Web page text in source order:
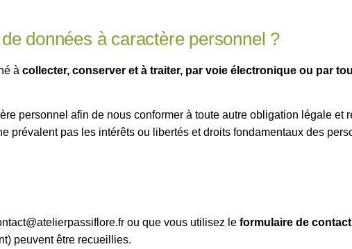
données à caractère personnel ?
à collecter, conserver et à traiter, par voie électronique ou par
personnel afin de nous conformer à toute autre obligation légale et
prévalent pas les intérêts ou libertés et droits fondamentaux des
ou que vous utilisez le formulaire de contact
peuvent être recueillies.